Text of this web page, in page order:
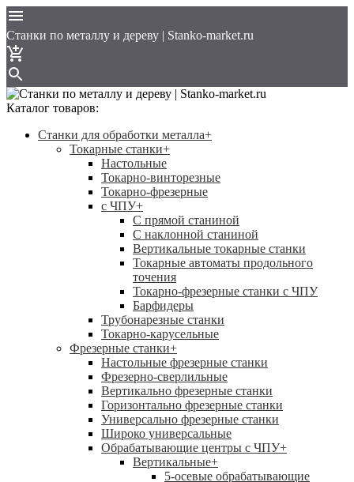
Cтанки по металлу и дереву | Stanko-market.ru
Каталог товаров:
Станки для обработки металла+
Токарные станки+
Настольные
Токарно-винторезные
Токарно-фрезерные
с ЧПУ+
С прямой станиной
C наклонной станиной
Вертикальные токарные станки
Токарные автоматы продольного
точения
Токарно-фрезерные станки с ЧПУ
Барфидеры
Трубонарезные станки
Токарно-карусельные
Фрезерные станки+
Настольные фрезерные станки
Фрезерно-сверлильные
Вертикально фрезерные станки
Горизонтально фрезерные станки
Универсально фрезерные станки
Широко универсальные
Обрабатывающие центры с ЧПУ+
Вертикальные+
5-осевые обрабатывающие